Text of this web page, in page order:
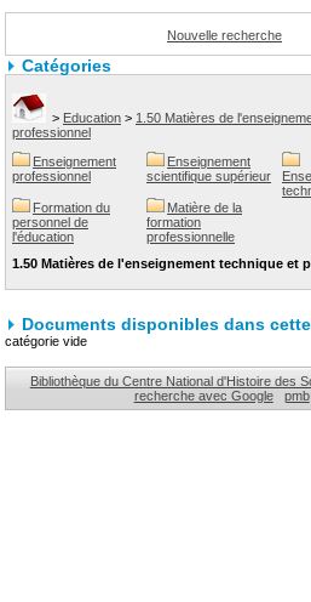
Nouvelle recherche
Catégories
> Education > 1.50 Matières de
professionnel
Enseignement
professionnel
Enseignement
scientifique supérieur
Formation du
personnel de
l'éducation
Matière de la
formation
professionnelle
1.50 Matières de l'enseignement technique et
Documents disponibles dans
catégorie vide
Bibliothèque du Centre National d'Histoire des
recherche avec Google
pmb